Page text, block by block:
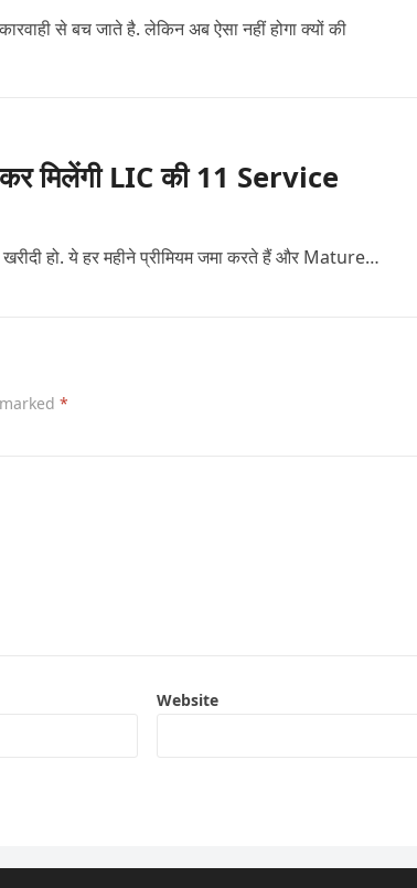
से बच जाते है. लेकिन अब ऐसा नहीं होगा क्यों की
मिलेंगी LIC की 11 Service
हो. ये हर महीने प्रीमियम जमा करते हैं और Mature…
*
Website